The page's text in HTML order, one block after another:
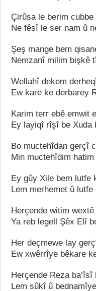
Çirûsa le berim
Ne fêsî le ser nam û
Şeş mange bem
Nemzanî milim bişkê
Wellahî dekem
Ew kare ke derbarey
Karim terr ebê emwit
Ey layiqî rîşî be Xuda
Bo muctehîdan gerçî
Min muctehîdim
Ey gûy Xile bem lutfe
Lem merhemet û
Herçende witim
Ya reb legell Şêx Elî
Her deçmewe lay
Ew xwêrrîye bêkare
Herçende Reza ba‘îsî
Lem sûkî û